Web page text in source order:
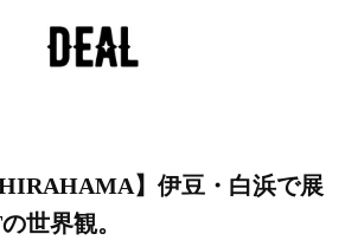
】伊豆・白浜で展
世界観。